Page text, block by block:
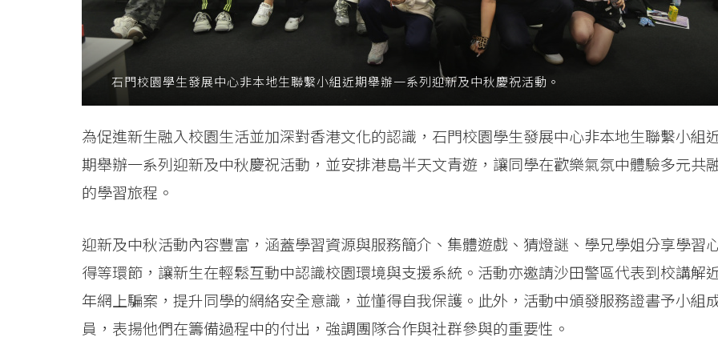
International
Education
Baptist
University
石門校園學生發展中心非本地生聯繫小組近期舉辦一系列迎新及中秋慶祝活動。
為促進新生融入校園生活並加深對香港文化的認識， 石門校園學生發展中心非本地生聯繫小組
期舉辦一系列迎新及中秋慶祝活動，並安排港島半天文青遊，讓同學在歡樂氣氛中體驗多元共
的學習旅程。
迎新及中秋活動內容豐富，涵蓋學習資源與服務簡介、集體遊戲、猜燈謎、學兄學姐分享學習
得等環節，讓新生在輕鬆互動中認識校園環境與支援系統。活動亦邀請沙田警區代表到校講解
年網上騙案，提升同學的網絡安全意識，並懂得自我保護。此外，活動中頒發服務證書予小組
員，表揚他們在籌備過程中的付出，強調團隊合作與社群參與的重要性。